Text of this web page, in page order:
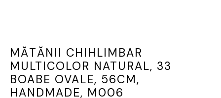
MĂTĂNII CHIHLIMBAR
MULTICOLOR NATURAL, 33
BOABE OVALE, 56CM,
HANDMADE, M006